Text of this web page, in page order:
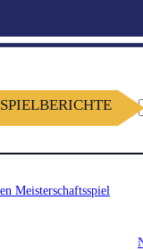
SPIELBERICHTE